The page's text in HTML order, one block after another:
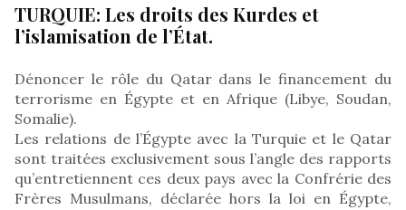
TURQUIE: Les droits des Kurdes et
l’islamisation de l’État.
Dénoncer le rôle du Qatar dans le financement du
terrorisme en Égypte et en Afrique (Libye, Soudan,
Somalie).
Les relations de l’Égypte avec la Turquie et le Qatar
sont traitées exclusivement sous l’angle des rapports
qu’entretiennent ces deux pays avec la Confrérie des
Frères Musulmans, déclarée hors la loi en Égypte,